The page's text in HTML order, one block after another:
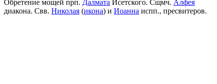
Обретение мощей прп. Далмата Исетского. Сщмч. Алфея
диакона. Свв. Николая (икона) и Иоанна испп., пресвитеров.